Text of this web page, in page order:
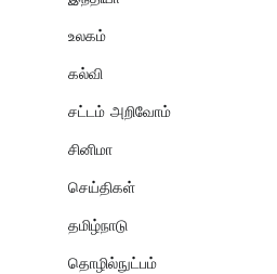
உலகம்
கல்வி
சட்டம் அறிவோம்
சினிமா
செய்திகள்
தமிழ்நாடு
தொழில்நுட்பம்